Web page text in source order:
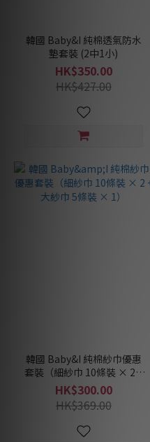
韓國 Baby&I 純棉透氣防水
墊套裝 (2中1小)
HK$350.00
HK$427.00
韓國 Baby&I 純棉紗巾優惠
套裝（細紗巾 10條裝 × 2 +
大紗巾 5條裝 × 1）
HK$300.00
HK$369.00